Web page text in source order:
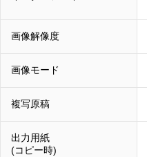
画像解像度
画像モード
複写原稿
出力用紙
(コピー時)